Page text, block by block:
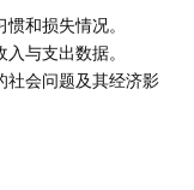
和损失情况。
与支出数据。
社会问题及其经济影